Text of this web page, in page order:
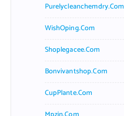
Purelycleanchemdry.com
WishOping.com
Shoplegacee.com
Bonvivantshop.com
CupPlante.com